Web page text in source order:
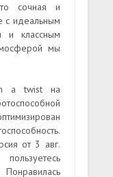
сочная и
с идеальным
и классным
мы
a twist на
от 3 авг.